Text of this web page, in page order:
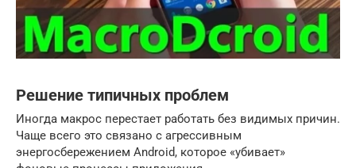
Решение типичных проблем
Иногда макрос перестает работать без видимых причин.
Чаще всего это связано с агрессивным
энергосбережением Android, которое «убивает»